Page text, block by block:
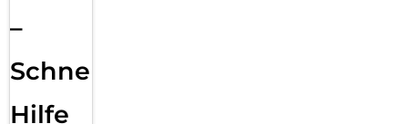
–
Schnelle
Hilfe